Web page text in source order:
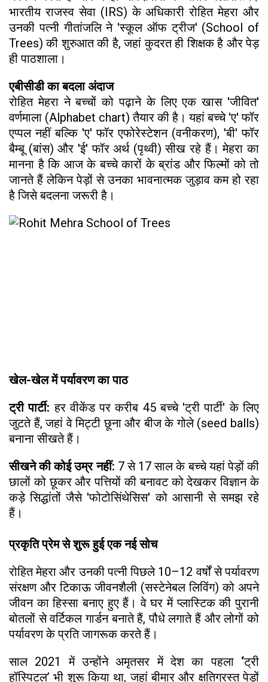
भारतीय राजस्व सेवा (IRS) के अधिकारी रोहित मेहरा और
उनकी पत्नी गीतांजलि ने 'स्कूल ऑफ ट्रीज' (School of
Trees) की शुरुआत की है, जहां कुदरत ही शिक्षक है और पेड़
ही पाठशाला।
एबीसीडी का बदला अंदाज
रोहित मेहरा ने बच्चों को पढ़ाने के लिए एक खास 'जीवित'
वर्णमाला (Alphabet chart) तैयार की है। यहां बच्चे 'ए' फॉर
एप्पल नहीं बल्कि 'ए' फॉर एफोरेस्टेशन (वनीकरण), 'बी' फॉर
बैम्बू (बांस) और 'ई' फॉर अर्थ (पृथ्वी) सीख रहे हैं। मेहरा का
मानना है कि आज के बच्चे कारों के ब्रांड और फिल्मों को तो
जानते हैं लेकिन पेड़ों से उनका भावनात्मक जुड़ाव कम हो रहा
है जिसे बदलना जरूरी है।
खेल-खेल में पर्यावरण का पाठ
ट्री पार्टी: हर वीकेंड पर करीब 45 बच्चे 'ट्री पार्टी' के लिए
जुटते हैं, जहां वे मिट्टी छूना और बीज के गोले (seed balls)
बनाना सीखते हैं।
सीखने की कोई उम्र नहीं: 7 से 17 साल के बच्चे यहां पेड़ों की
छालों को छूकर और पत्तियों की बनावट को देखकर विज्ञान के
कड़े सिद्धांतों जैसे 'फोटोसिंथेसिस' को आसानी से समझ रहे
हैं।
प्रकृति प्रेम से शुरू हुई एक नई सोच
रोहित मेहरा और उनकी पत्नी पिछले 10–12 वर्षों से पर्यावरण
संरक्षण और टिकाऊ जीवनशैली (सस्टेनेबल लिविंग) को अपने
जीवन का हिस्सा बनाए हुए हैं। वे घर में प्लास्टिक की पुरानी
बोतलों से वर्टिकल गार्डन बनाते हैं, पौधे लगाते हैं और लोगों को
पर्यावरण के प्रति जागरूक करते हैं।
साल 2021 में उन्होंने अमृतसर में देश का पहला ‘ट्री
हॉस्पिटल’ भी शुरू किया था, जहां बीमार और क्षतिग्रस्त पेड़ों